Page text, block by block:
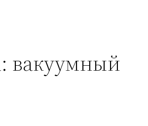
вакуумный